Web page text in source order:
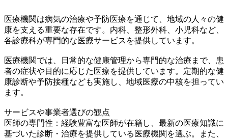
医療機関は病気の治療や予防医療を通じて、地域の人々の健
康を支える重要な存在です。内科、整形外科、小児科など、
各診療科が専門的な医療サービスを提供しています。
医療機関では、日常的な健康管理から専門的な治療まで、患
者の症状や目的に応じた医療を提供しています。定期的な健
康診断や予防接種なども実施し、地域医療の中核を担ってい
ます。
サービスや事業者選びの観点
医師の専門性：経験豊富な医師が在籍し、最新の医療知識に
基づいた診断・治療を提供している医療機関を選ぶ。また、